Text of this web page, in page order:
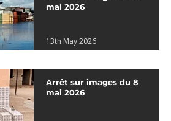
mai 2026
13th May 2026
Arrêt sur images du 8
mai 2026